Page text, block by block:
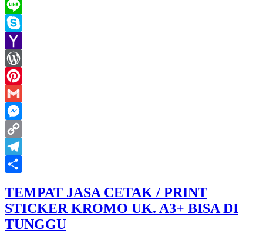
Email
Line
Skype
Yahoo
Mail
WordPress
Pinterest
Gmail
Messenger
Copy
Link
Telegram
TEMPAT JASA CETAK / PRINT
STICKER KROMO UK. A3+ BISA DI
TUNGGU